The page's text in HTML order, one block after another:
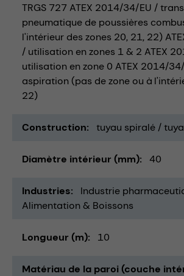
TRGS 727 ATEX 2014/34/EU /
pneumatique de poussières
l'intérieur des zones 20, 21, 22)
/ utilisation en zones 1 & 2 ATEX
utilisation en zone 0 ATEX 2014/
aspiration (pas de zone ou à
22)
Construction tuyau spiralé /
Diamètre intérieur (mm) 40
Industries
Industrie
Alimentation & Boissons
Longueur (m) 10
Matériau de la paroi (couche